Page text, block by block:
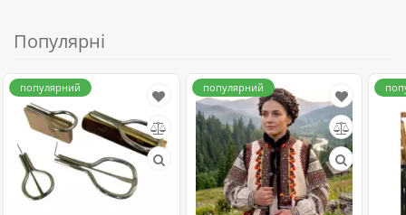
Популярні
популярний популярний